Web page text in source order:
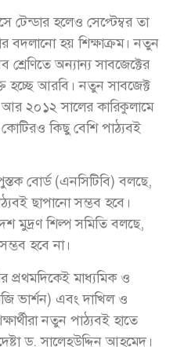
টেন্ডার হলেও সেপ্টেম্বর তা
বদলানো হয় শিক্ষাক্রম। নতুন
শ্রেণিতে অন্যান্য সাবজেক্টের
হচ্ছে আরবি। নতুন সাবজেক্ট
আর ২০১২ সালের কারিকুলামে
কিছু বেশি পাঠ্যবই
বোর্ড (এনসিটিবি) বলছে,
ছাপানো সম্ভব হবে।
মুদ্রণ শিল্প সমিতি বলছে,
হবে না।
প্রথমদিকেই মাধ্যমিক ও
ভার্শন) এবং দাখিল ও
নতুন পাঠ্যবই হাতে
ড. সালেহউদ্দিন আহমেদ।